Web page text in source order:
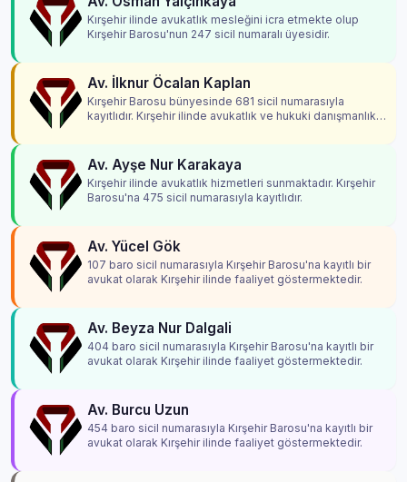
Kırşehir ilinde avukatlık mesleğini icra etmekte olup
Kırşehir Barosu'nun 247 sicil numaralı üyesidir.
Av. İlknur Öcalan Kaplan
Kırşehir Barosu bünyesinde 681 sicil numarasıyla
kayıtlıdır. Kırşehir ilinde avukatlık ve hukuki danışmanlık
Av. Ayşe Nur Karakaya
Kırşehir ilinde avukatlık hizmetleri sunmaktadır. Kırşehir
Barosu'na 475 sicil numarasıyla kayıtlıdır.
Av. Yücel Gök
107 baro sicil numarasıyla Kırşehir Barosu'na kayıtlı bir
avukat olarak Kırşehir ilinde faaliyet göstermektedir.
Av. Beyza Nur Dalgali
404 baro sicil numarasıyla Kırşehir Barosu'na kayıtlı bir
avukat olarak Kırşehir ilinde faaliyet göstermektedir.
Av. Burcu Uzun
454 baro sicil numarasıyla Kırşehir Barosu'na kayıtlı bir
avukat olarak Kırşehir ilinde faaliyet göstermektedir.